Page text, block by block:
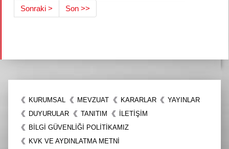
Sonraki > Son >>
KURUMSAL MEVZUAT KARARLAR
YAYINLAR
DUYURULAR
TANITIM
İLETIŞIM
BİLGİ GÜVENLİĞİ POLİTİKAMIZ
KVK VE AYDINLATMA METNİ